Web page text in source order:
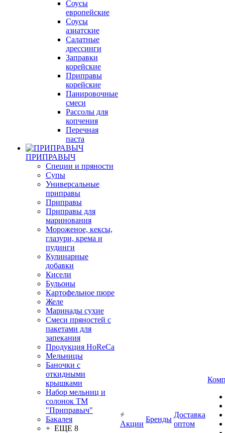
Соусы
европейские
Соуcы
азиатские
Салатные
дрессинги
Заправки
корейские
Приправы
корейские
Панировочные
смеси
Рассолы для
копчения
Перечная
паста
ПРИПРАВЫЧ
Специи и пряности
Супы
Универсальные
приправы
Приправы
Приправы для
маринования
Мороженое, кексы,
глазури, крема и
пудинги
Кулинарные
добавки
Кисели
Бульоны
Картофельное пюре
Желе
Маринады сухие
Смеси пряностей с
пакетами для
запекания
Продукция HoReCa
Мельницы
Баночки с
откидными
крышками
Набор мельниц и
солонок ТМ
"Приправыч"
Бакалея
+ ЕЩЕ 8
Акции
Бренды
Доставка
оптом